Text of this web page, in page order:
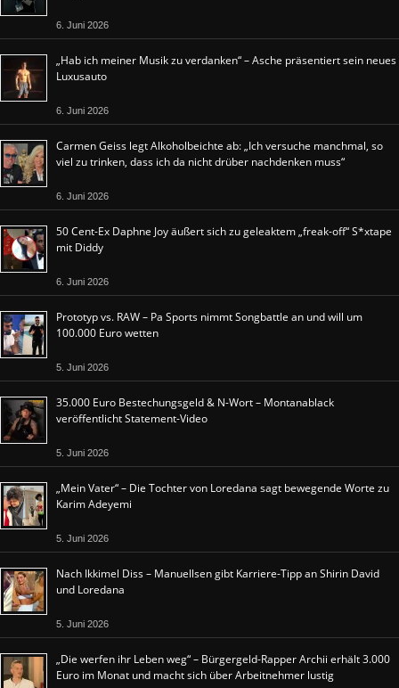
6. Juni 2026
„Hab ich meiner Musik zu verdanken“ – Asche präsentiert sein neues
Luxusauto
6. Juni 2026
Carmen Geiss legt Alkoholbeichte ab: „Ich versuche manchmal, so
viel zu trinken, dass ich da nicht drüber nachdenken muss“
6. Juni 2026
50 Cent-Ex Daphne Joy äußert sich zu geleaktem „freak-off“ S*xtape
mit Diddy
6. Juni 2026
Prototyp vs. RAW – Pa Sports nimmt Songbattle an und will um
100.000 Euro wetten
5. Juni 2026
35.000 Euro Bestechungsgeld & N-Wort – Montanablack
veröffentlicht Statement-Video
5. Juni 2026
„Mein Vater“ – Die Tochter von Loredana sagt bewegende Worte zu
Karim Adeyemi
5. Juni 2026
Nach Ikkimel Diss – Manuellsen gibt Karriere-Tipp an Shirin David
und Loredana
5. Juni 2026
„Die werfen ihr Leben weg“ – Bürgergeld-Rapper Archii erhält 3.000
Euro im Monat und macht sich über Arbeitnehmer lustig